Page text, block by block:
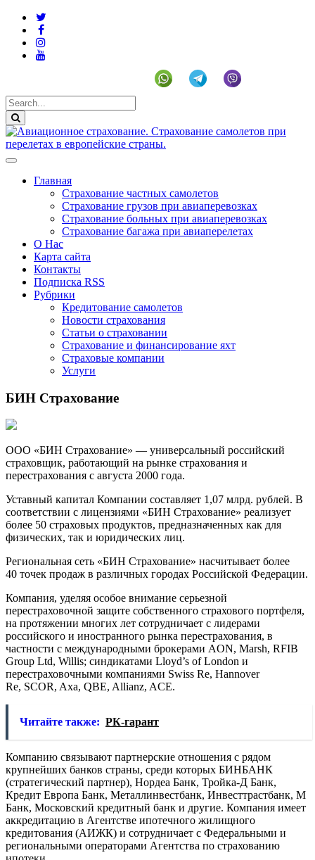
Главная
Страхование частных самолетов
Страхование грузов при авиаперевозках
Страхование больных при авиаперевозках
Страхование багажа при авиаперелетах
О Нас
Карта сайта
Контакты
Подписка RSS
Рубрики
Кредитование самолетов
Новости страхования
Статьи о страховании
Страхование и финансирование яхт
Страховые компании
Услуги
БИН Страхование
ООО «БИН Страхование» — универсальный российский
страховщик, работающий на рынке страхования и
перестрахования с августа 2000 года.
Уставный капитал Компании составляет 1,07 млрд. рублей. В
соответствии с лицензиями «БИН Страхование» реализует
более 50 страховых продуктов, предназначенных как для
физических, так и юридических лиц.
Региональная сеть «БИН Страхование» насчитывает более
40 точек продаж в различных городах Российской Федерации.
Компания, уделяя особое внимание серьезной
перестраховочной защите собственного страхового портфеля,
на протяжении многих лет сотрудничает с лидерами
российского и иностранного рынка перестрахования, в
частности с международными брокерами AON, Marsh, RFIB
Group Ltd, Willis; синдикатами Lloyd’s of London и
перестраховочными компаниями Swiss Re, Hannover
Re, SCOR, Axa, QBE, Allianz, ACE.
Читайте также: РК-гарант
Компанию связывают партнерские отношения с рядом
крупнейших банков страны, среди которых БИНБАНК
(стратегический партнер), Нордеа Банк, Тройка-Д Банк,
Кредит Европа Банк, Металлинвестбанк, Инвесттрастбанк, М
Банк, Московский кредитный банк и другие. Компания имеет
аккредитацию в Агентстве ипотечного жилищного
кредитования (АИЖК) и сотрудничает с Федеральными и
региональными операторами Агентства по страхованию